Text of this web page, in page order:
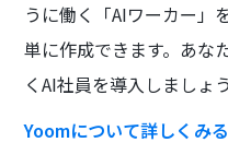
うに働く「AIワーカー」
単に作成できます。あな
くAI社員を導入しましょ
Yoomについて詳しくみる